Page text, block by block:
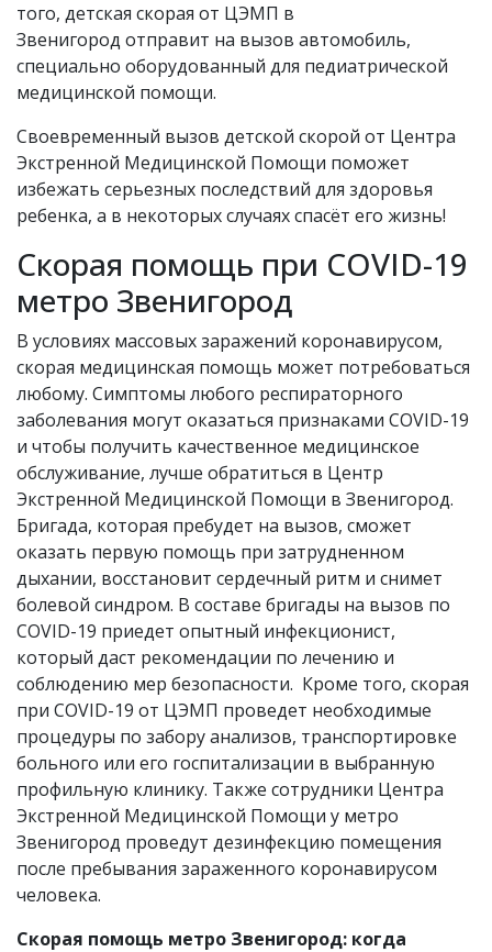
того, детская скорая от ЦЭМП в
Звенигород отправит на вызов автомобиль,
специально оборудованный для педиатрической
медицинской помощи.
Своевременный вызов детской скорой от Центра
Экстренной Медицинской Помощи поможет
избежать серьезных последствий для здоровья
ребенка, а в некоторых случаях спасёт его жизнь!
Скорая помощь при COVID-19
метро Звенигород
В условиях массовых заражений коронавирусом,
скорая медицинская помощь может потребоваться
любому. Симптомы любого респираторного
заболевания могут оказаться признаками COVID-19
и чтобы получить качественное медицинское
обслуживание, лучше обратиться в Центр
Экстренной Медицинской Помощи в Звенигород.
Бригада, которая пребудет на вызов, сможет
оказать первую помощь при затрудненном
дыхании, восстановит сердечный ритм и снимет
болевой синдром. В составе бригады на вызов по
COVID-19 приедет опытный инфекционист,
который даст рекомендации по лечению и
соблюдению мер безопасности. Кроме того, скорая
при COVID-19 от ЦЭМП проведет необходимые
процедуры по забору анализов, транспортировке
больного или его госпитализации в выбранную
профильную клинику. Также сотрудники Центра
Экстренной Медицинской Помощи у метро
Звенигород проведут дезинфекцию помещения
после пребывания зараженного коронавирусом
человека.
Скорая помощь метро Звенигород: когда